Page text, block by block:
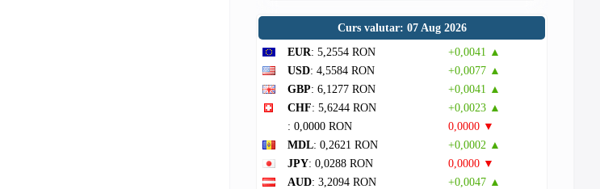
Curs valutar: 07 Aug 2026
EUR: 5,2554 RON
+0,0041 ▲
USD: 4,5584 RON
+0,0077 ▲
GBP: 6,1277 RON
+0,0041 ▲
CHF: 5,6244 RON
+0,0023 ▲
: 0,0000 RON
0,0000 ▼
MDL: 0,2621 RON
+0,0002 ▲
JPY: 0,0288 RON
0,0000 ▼
AUD: 3,2094 RON
+0,0047 ▲